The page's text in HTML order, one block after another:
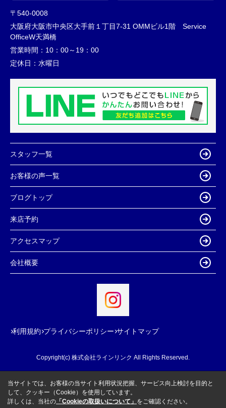
〒540-0008
大阪府大阪市中央区大手前１丁目7-31 OMMビル1階 Service
OfficeW天満橋
営業時間： 10：00～19：00
定休日： 水曜日
スタッフ一覧
お客様の声一覧
ブログトップ
来店予約
アクセスマップ
会社概要
利用規約 プライバシーポリシー サイトマップ
Copyright(c) 株式会社ラインリンク All Rights Reserved.
当サイトでは、お客様の当サイト利用状況把握、サービス向上検討を目的と
して、クッキー（Cookie）を使用しています。
詳しくは、当社の 「Cookieの取扱いについて」 をご確認ください。